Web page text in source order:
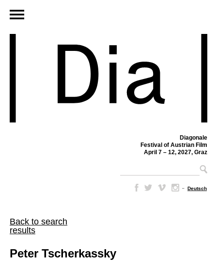
Diagonale
Festival of Austrian Film
April 7 – 12, 2027, Graz
– Deutsch
Back to search
results
Peter Tscherkassky